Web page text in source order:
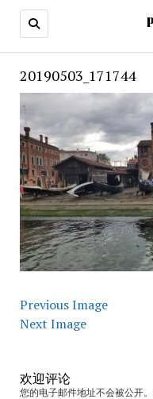
20190503_171744
Previous Image
Next Image
欢迎评论
您的电子邮件地址不会被公开